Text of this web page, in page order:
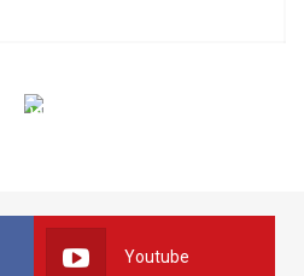
الهياكل الخاضعة لقانون
Youtube